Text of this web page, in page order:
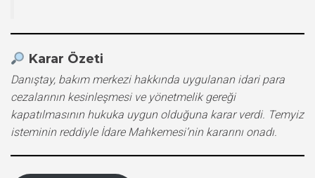
Karar Özeti
Danıştay, bakım merkezi hakkında uygulanan idari para
cezalarının kesinleşmesi ve yönetmelik gereği
kapatılmasının hukuka uygun olduğuna karar verdi. Temyiz
isteminin reddiyle İdare Mahkemesi’nin kararını onadı.